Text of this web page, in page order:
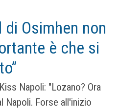
di Osimhen non
è che si
Napoli: "Lozano? Ora
Napoli. Forse all'inizio